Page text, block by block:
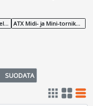
ATX HTPC- ja pöytäkotelot
ATX Midi- ja Mini-tornikotelot
SUODATA
apps grid_view table_rows